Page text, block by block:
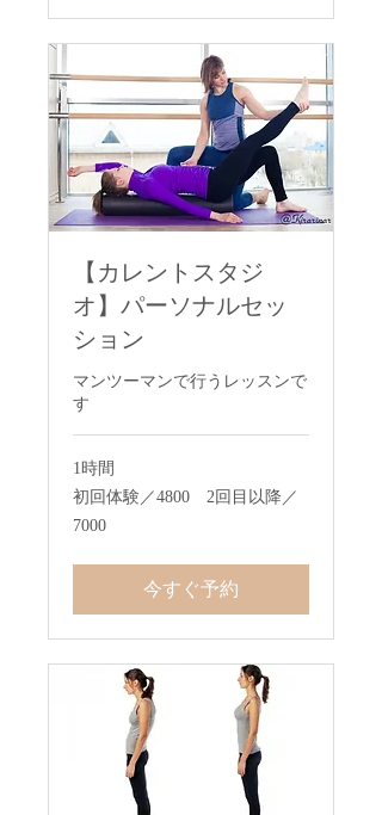
【カレントスタジ
オ】パーソナルセッ
ション
マンツーマンで行うレッスンで
す
1時間
初
回
体
目
／
初回体験／4800 2回目以降／
7000
今すぐ予約